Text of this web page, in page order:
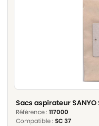
Sacs aspirateur SANYO
Référence : 117000
Compatible : SC 37